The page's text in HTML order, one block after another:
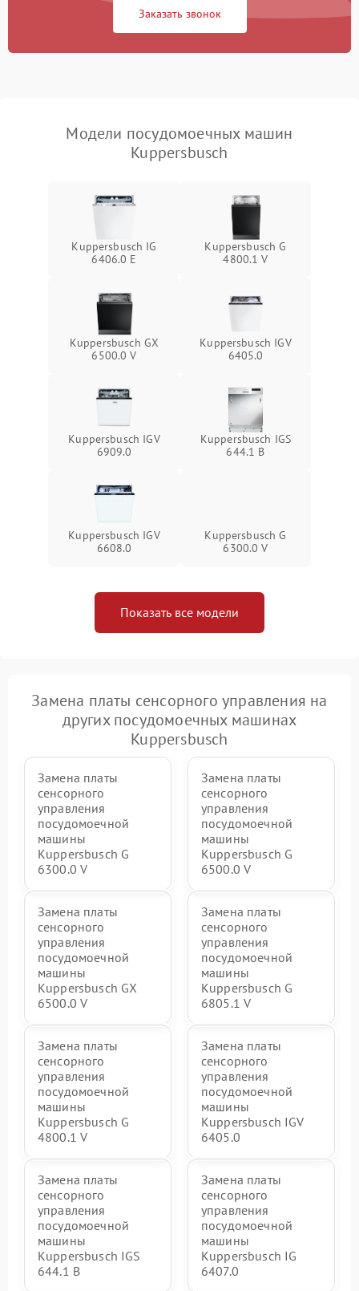
Заказать звонок
Модели посудомоечных машин
Kuppersbusch
Kuppersbusch IG
6406.0 E
Kuppersbusch G
4800.1 V
Kuppersbusch GX
6500.0 V
Kuppersbusch IGV
6405.0
Kuppersbusch IGV
6909.0
Kuppersbusch IGS
644.1 B
Kuppersbusch IGV
6608.0
Kuppersbusch G
6300.0 V
Показать все модели
Замена платы сенсорного управления на
других посудомоечных машинах
Kuppersbusch
Замена платы
сенсорного
управления
посудомоечной
машины
Kuppersbusch G
6300.0 V
Замена платы
сенсорного
управления
посудомоечной
машины
Kuppersbusch G
6500.0 V
Замена платы
сенсорного
управления
посудомоечной
машины
Kuppersbusch GX
6500.0 V
Замена платы
сенсорного
управления
посудомоечной
машины
Kuppersbusch G
6805.1 V
Замена платы
сенсорного
управления
посудомоечной
машины
Kuppersbusch G
4800.1 V
Замена платы
сенсорного
управления
посудомоечной
машины
Kuppersbusch IGV
6405.0
Замена платы
сенсорного
управления
посудомоечной
машины
Kuppersbusch IGS
644.1 B
Замена платы
сенсорного
управления
посудомоечной
машины
Kuppersbusch IG
6407.0